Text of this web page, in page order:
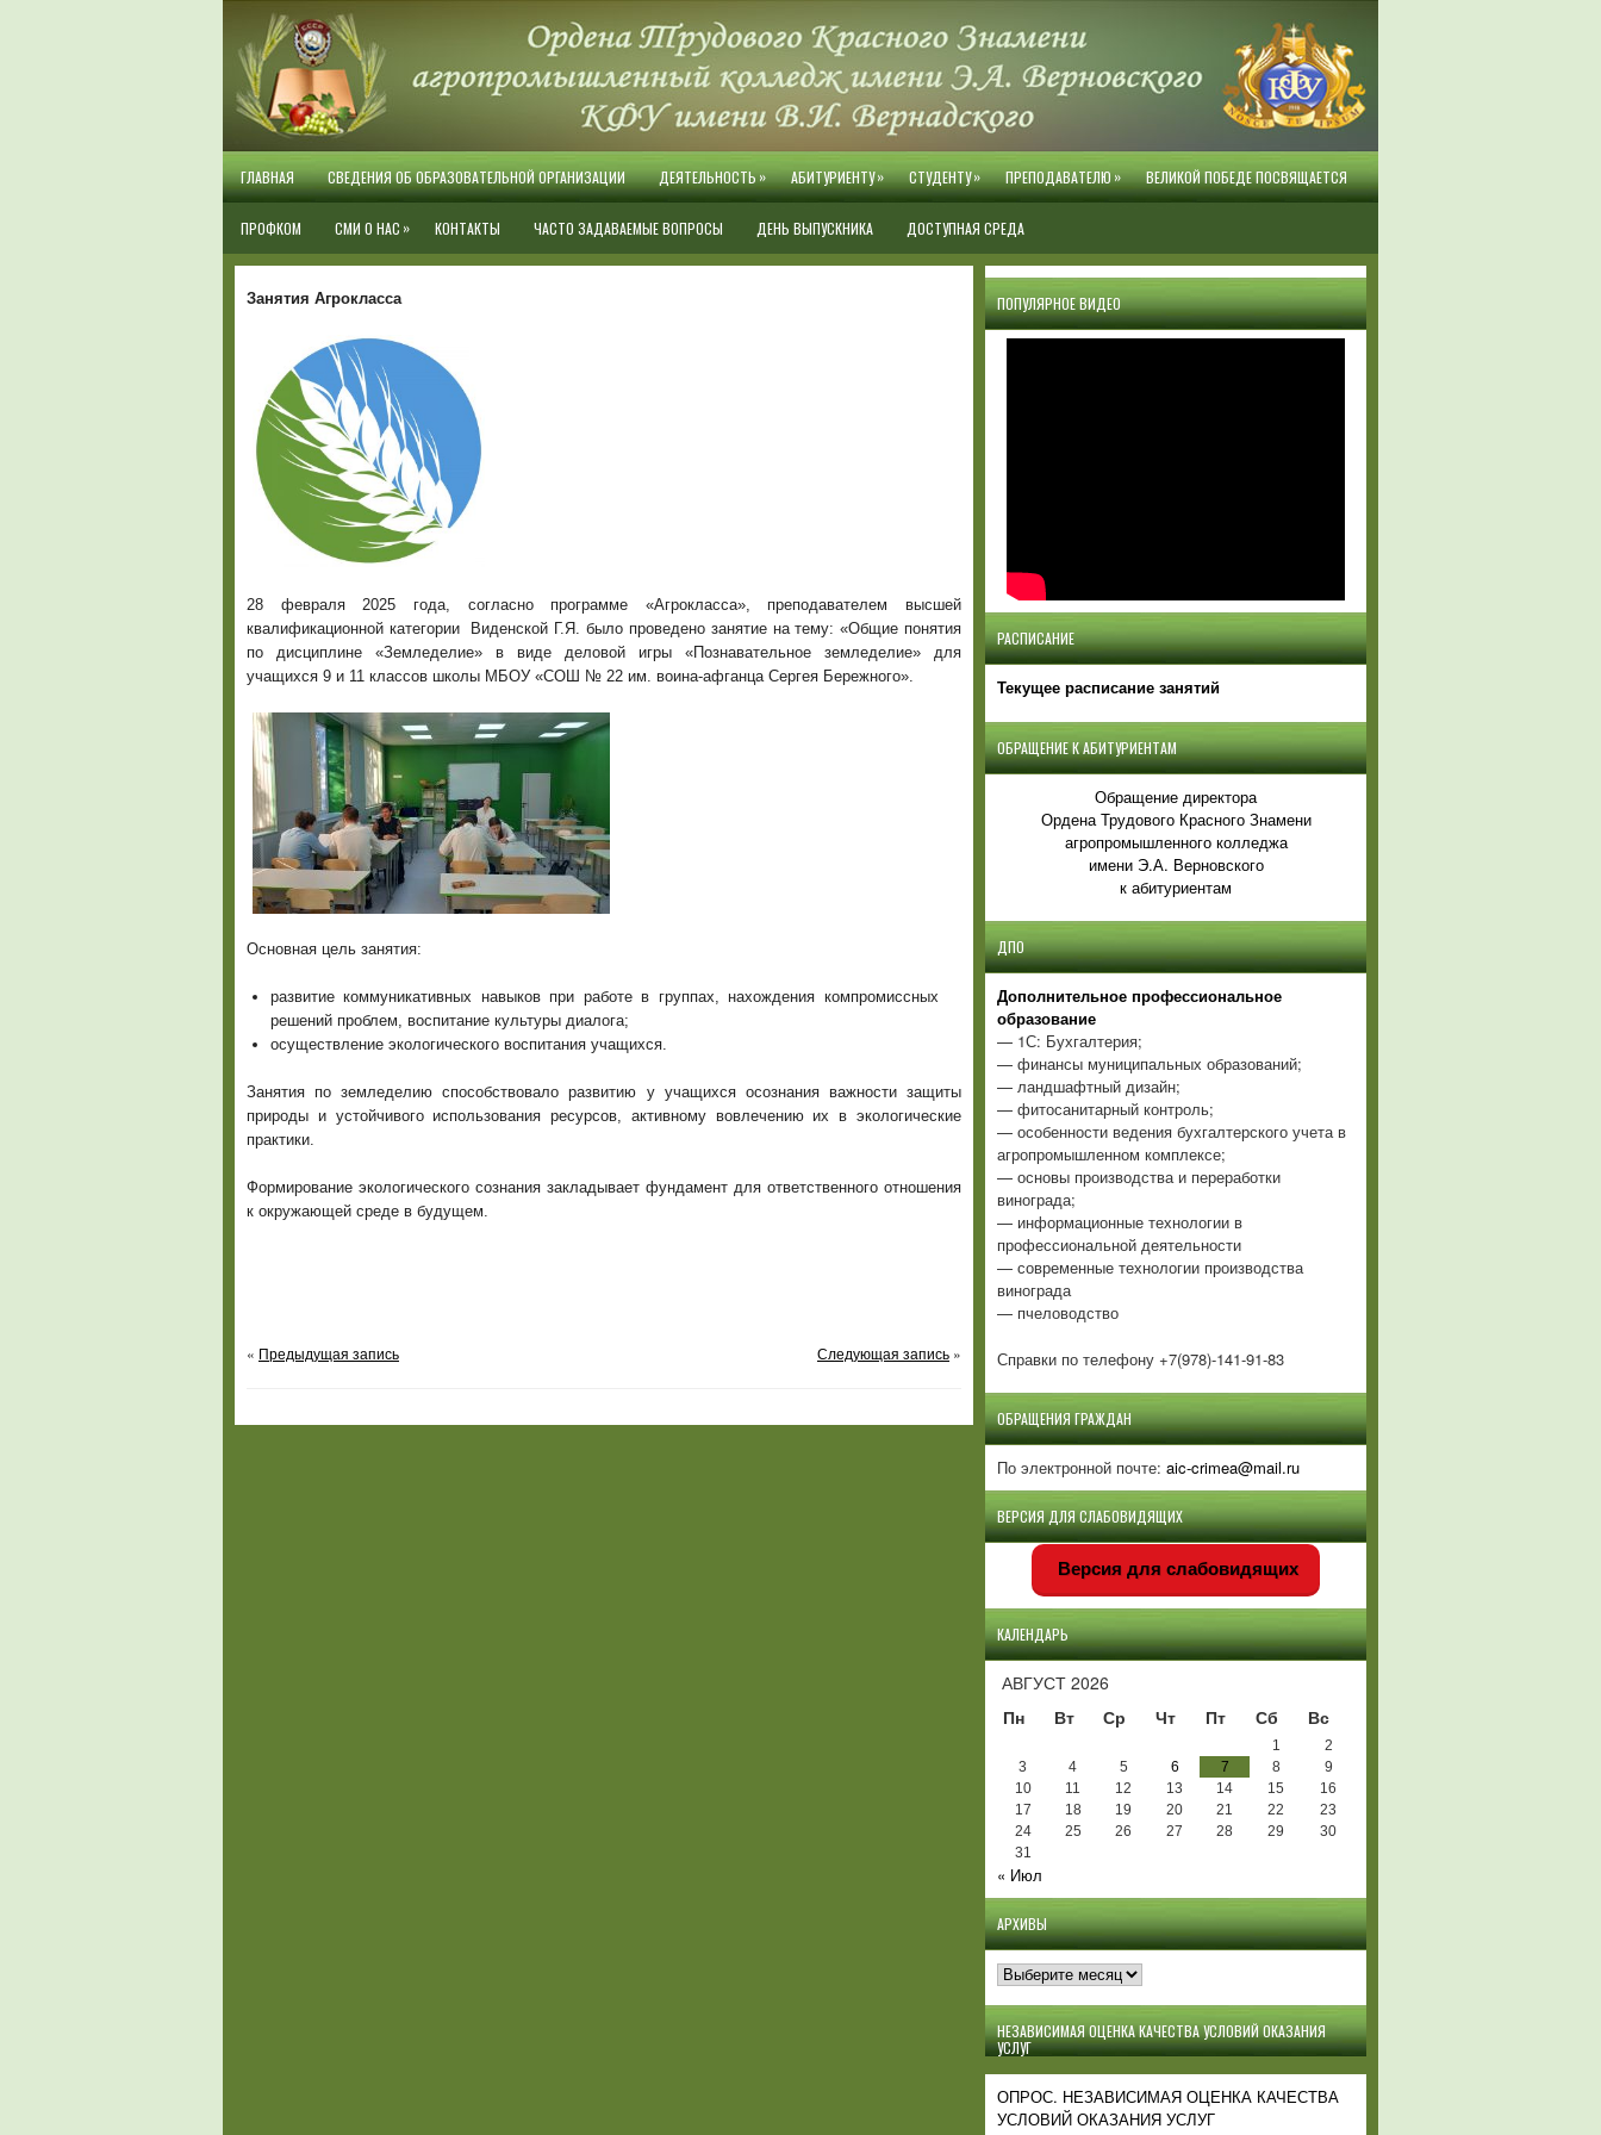
ГЛАВНАЯ СВЕДЕНИЯ ОБ ОБРАЗОВАТЕЛЬНОЙ ОРГАНИЗАЦИИ ДЕЯТЕЛЬНОСТЬ» АБИТУРИЕНТУ» СТУДЕНТУ» ПРЕПОДАВАТЕЛЮ» ВЕЛИКОЙ ПОБЕДЕ ПОСВЯЩАЕТСЯ
ПРОФКОМ СМИ О НАС » КОНТАКТЫ ЧАСТО ЗАДАВАЕМЫЕ ВОПРОСЫ ДЕНЬ ВЫПУСКНИКА ДОСТУПНАЯ СРЕДА
Занятия Агрокласса
28 февраля 2025 года, согласно программе «Агрокласса», преподавателем высшей
квалификационной категории Виденской Г.Я. было проведено занятие на тему: «Общие понятия
по дисциплине «Земледелие» в виде деловой игры «Познавательное земледелие» для
учащихся 9 и 11 классов школы МБОУ «СОШ № 22 им. воина-афганца Сергея Бережного».
Основная цель занятия:
развитие коммуникативных навыков при работе в группах, нахождения компромиссных
решений проблем, воспитание культуры диалога;
осуществление экологического воспитания учащихся.
Занятия по земледелию способствовало развитию у учащихся осознания важности защиты
природы и устойчивого использования ресурсов, активному вовлечению их в экологические
практики.
Формирование экологического сознания закладывает фундамент для ответственного отношения
к окружающей среде в будущем.
« Предыдущая запись Следующая запись »
ПОПУЛЯРНОЕ ВИДЕО
РАСПИСАНИЕ
Текущее расписание занятий
ОБРАЩЕНИЕ К АБИТУРИЕНТАМ
Обращение директора
Ордена Трудового Красного Знамени
агропромышленного колледжа
имени Э.А. Верновского
к абитуриентам
ДПО
Дополнительное профессиональное
образование
— 1С: Бухгалтерия;
— финансы муниципальных образований;
— ландшафтный дизайн;
— фитосанитарный контроль;
— особенности ведения бухгалтерского учета в
агропромышленном комплексе;
— основы производства и переработки
винограда;
— информационные технологии в
профессиональной деятельности
— современные технологии производства
винограда
— пчеловодство
Справки по телефону +7(978)-141-91-83
ОБРАЩЕНИЯ ГРАЖДАН
По электронной почте: aic-crimea@mail.ru
ВЕРСИЯ ДЛЯ СЛАБОВИДЯЩИХ
Версия для слабовидящих
КАЛЕНДАРЬ
АВГУСТ 2026
Пн
Вт Ср Чт Пт Сб Вс
1
2
3
4 5 6 7 8
9
10
11 12 13 14 15
16
17
18 19 20 21 22
23
24
25 26 27 28 29
30
31
« Июл
АРХИВЫ
Архивы
НЕЗАВИСИМАЯ ОЦЕНКА КАЧЕСТВА УСЛОВИЙ ОКАЗАНИЯ
УСЛУГ
ОПРОС. НЕЗАВИСИМАЯ ОЦЕНКА КАЧЕСТВА
УСЛОВИЙ ОКАЗАНИЯ УСЛУГ